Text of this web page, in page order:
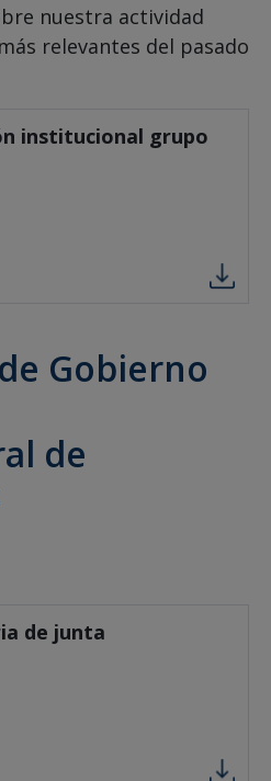
nuestra actividad
relevantes del pasado
institucional grupo
Gobierno
de
de junta